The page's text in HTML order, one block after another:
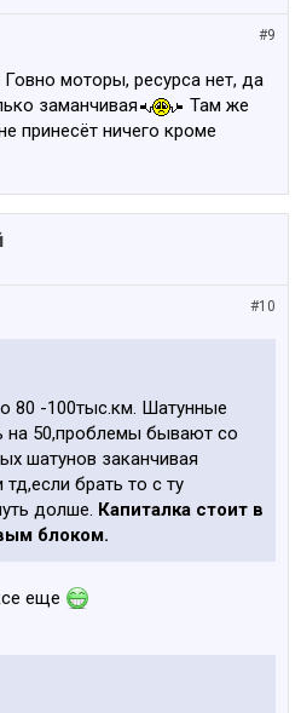
#9
моторы, ресурса нет, да
заманчивая
Там же
принесёт ничего кроме
#10
80 -100тыс.км. Шатунные
на 50,проблемы бывают со
шатунов заканчивая
брать то с ту
долше. Капиталка стоит в
блоком.
еще